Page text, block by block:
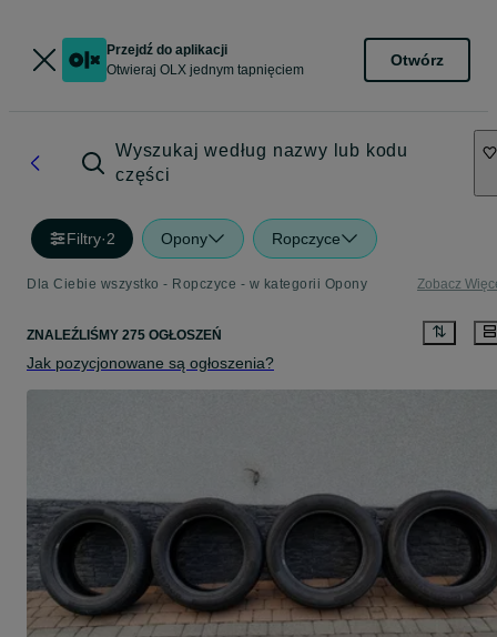
Przejdź do aplikacji
Otwieraj OLX jednym tapnięciem
Otwórz
Wyszukaj według nazwy lub kodu
części
Filtry·2 Opony Ropczyce
Dla Ciebie wszystko - Ropczyce - w kategorii Opony Zobacz
ZNALEŹLIŚMY 275 OGŁOSZEŃ
Jak pozycjonowane są ogłoszenia?